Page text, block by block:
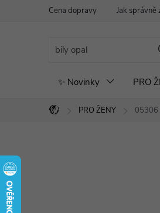
Cena dopravy Jak správně
✨ Novinky PRO
Domů
PRO ŽENY 05306